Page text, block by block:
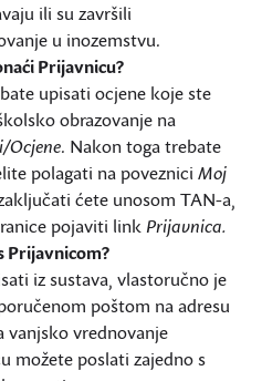
ili su završili
u inozemstvu.
Prijavnicu?
upisati ocjene koje ste
obrazovanje na
Ocjene. Nakon toga trebate
polagati na poveznici Moj
ćete unosom TAN-a,
pojaviti link Prijavnica.
Prijavnicom?
iz sustava, vlastoručno je
poštom na adresu
vanjsko vrednovanje
možete poslati zajedno s